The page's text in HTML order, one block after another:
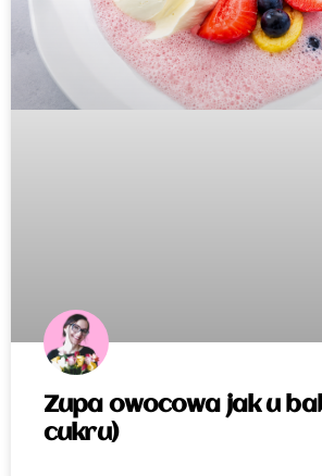
Zupa owocowa jak u
cukru)